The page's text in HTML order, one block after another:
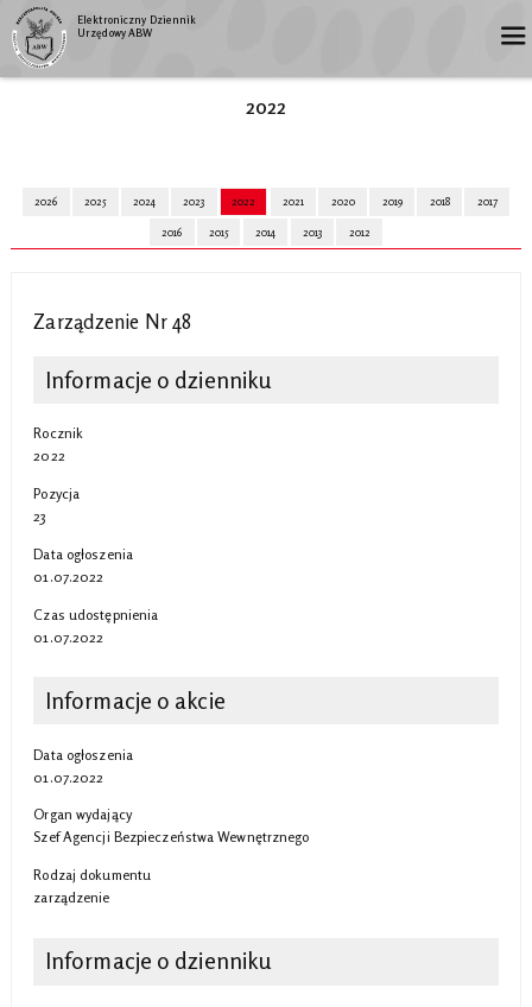
Elektroniczny Dziennik
Urzędowy ABW
2022
2026 2025 2024 2023 2022 2021 2020 2019 2018 2017
2016 2015 2014 2013 2012
Zarządzenie Nr 48
Informacje o dzienniku
Rocznik
2022
Pozycja
23
Data ogłoszenia
01.07.2022
Czas udostępnienia
01.07.2022
Informacje o akcie
Data ogłoszenia
01.07.2022
Organ wydający
Szef Agencji Bezpieczeństwa Wewnętrznego
Rodzaj dokumentu
zarządzenie
Informacje o dzienniku